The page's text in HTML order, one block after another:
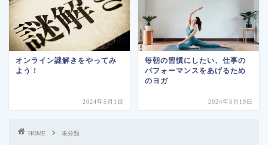
オンライン謎解きをやってみ
よう！
2024年5月1日
毎朝の習慣にしたい、仕事の
パフォーマンスをあげるため
のヨガ
2024年3月19日
HOME 未分類